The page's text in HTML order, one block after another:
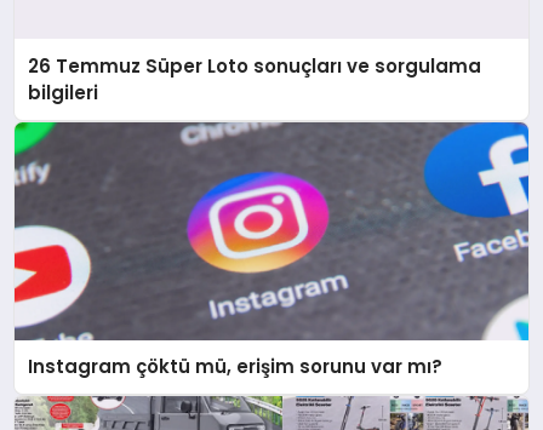
26 Temmuz Süper Loto sonuçları ve sorgulama
bilgileri
Instagram çöktü mü, erişim sorunu var mı?